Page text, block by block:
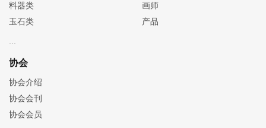
料器类
玉石类
画师
产品
协会
协会介绍
协会会刊
协会会员